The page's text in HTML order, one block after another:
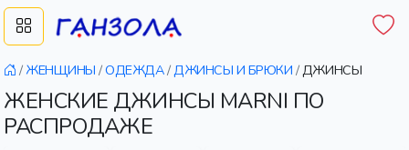
/ ЖЕНЩИНЫ /ОДЕЖДА/ДЖИНСЫ И БРЮКИ /ДЖИНСЫ
ЖЕНСКИЕ ДЖИНСЫ MARNI ПО
РАСПРОДАЖЕ